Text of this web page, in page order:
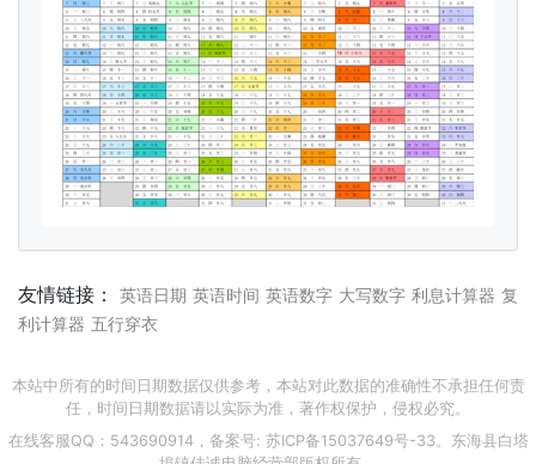
友情链接： 英语日期 英语时间 英语数字 大写数字 利息计算器 复
利计算器 五行穿衣
本站中所有的时间日期数据仅供参考，本站对此数据的准确性不承担任何责
任，时间日期数据请以实际为准，著作权保护，侵权必究。
在线客服QQ：543690914，备案号: 苏ICP备15037649号-33 。东海县白塔